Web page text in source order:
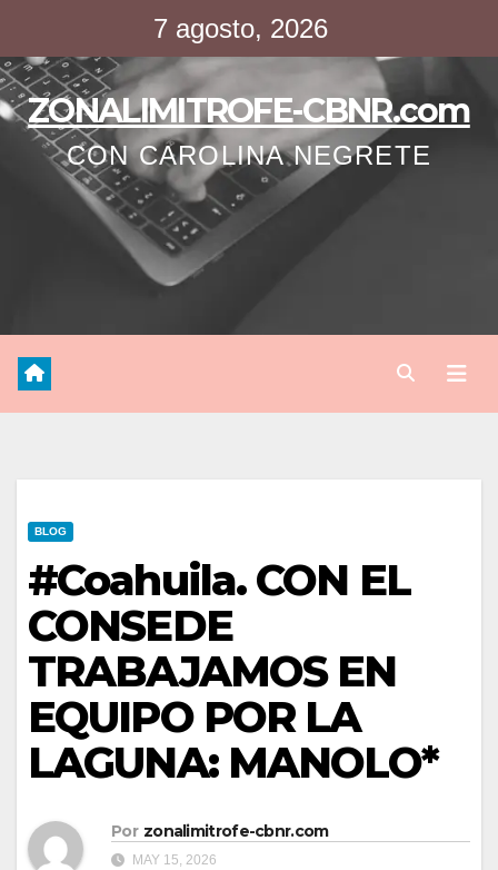
contenido
7 agosto, 2026
ZONALIMITROFE-CBNR.com
CON CAROLINA NEGRETE
BLOG
#Coahuila. CON EL
CONSEDE
TRABAJAMOS EN
EQUIPO POR LA
LAGUNA: MANOLO*
Por zonalimitrofe-cbnr.com
MAY 15, 2026